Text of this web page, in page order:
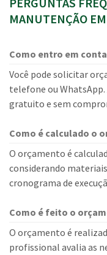
MANUTENÇÃO
Como entro em
Você pode solicitar
telefone ou
gratuito e sem
Como é calculado o
O orçamento é
considerando
cronograma de
Como é feito o
O orçamento é
profissional avalia as